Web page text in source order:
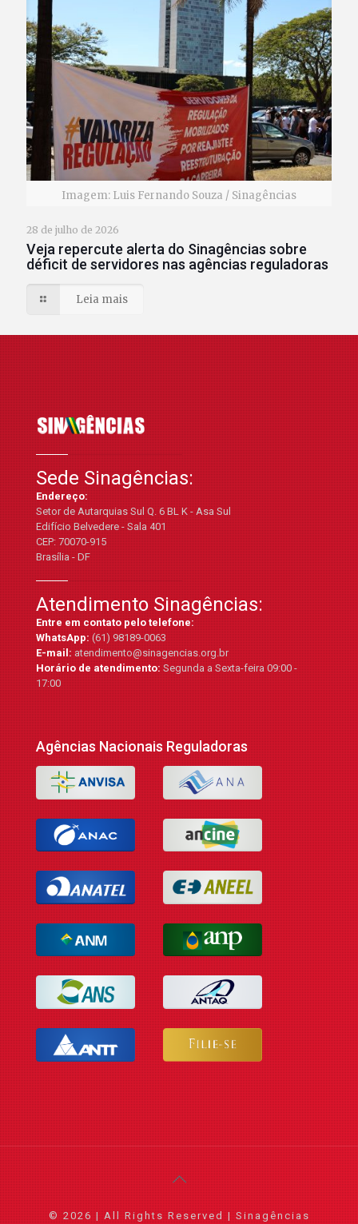
Imagem: Luis Fernando Souza / Sinagências
28 de julho de 2026
Veja repercute alerta do Sinagências sobre
déficit de servidores nas agências reguladoras
Leia mais
Sede Sinagências:
Endereço:
Setor de Autarquias Sul Q. 6 BL K - Asa Sul
Edifício Belvedere - Sala 401
CEP: 70070-915
Brasília - DF
Atendimento Sinagências:
Entre em contato pelo telefone:
WhatsApp:(61) 98189-0063
E-mail:atendimento@sinagencias.org.br
Horário de atendimento:Segunda a Sexta-feira 09:00 -
17:00
Agências Nacionais Reguladoras
© 2026 | All Rights Reserved | Sinagências